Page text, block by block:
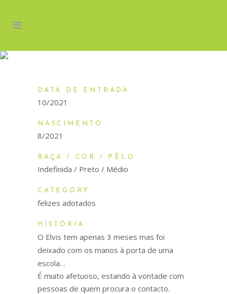
DATA DE ENTRADA
10/2021
NASCIMENTO
8/2021
RAÇA / COR / PÊLO
Indefinida / Preto / Médio
CATEGORY
felizes adotados
HISTÓRIA
O Elvis tem apenas 3 meses mas foi
deixado com os manos à porta de uma
escola…
É muito afetuoso, estando à vontade com
pessoas de quem procura o contacto.